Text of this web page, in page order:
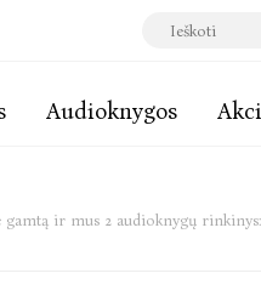
Audioknygos
gamtą ir mus 2 audioknygų